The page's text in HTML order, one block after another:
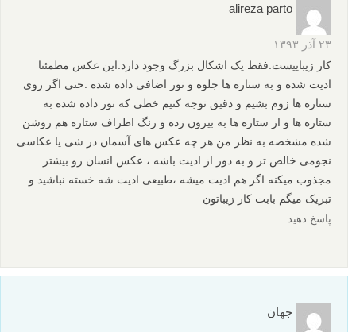
alireza parto
۲۳ آذر ۱۳۹۳
کار زیباییست.فقط یک اشکال بزرگ وجود دارد.این عکس مطمئنا
ادیت شده و به ستاره ها جلوه و نور اضافی داده شده .حتی اگر روی
ستاره ها زوم بشیم و دقیق توجه کنیم خطی که نور داده شده به
ستاره ها و از ستاره ها به بیرون زده و رنگ اطراف ستاره هم روشن
شده مشخصه.به نظر من هر چه عکس های آسمان در شی یا عکاسی
نجومی خالص تر و به دور از ادیت باشه ، عکس انسان رو بیشتر
مجذوب میکنه.اگر هم ادیت میشه ،طبیعی ادیت شه.خسته نباشید و
تبریک میگم بابت کار زیباتون
پاسخ دهید
جهان